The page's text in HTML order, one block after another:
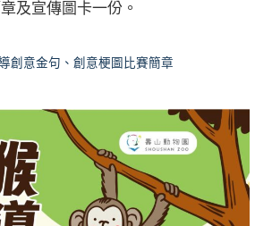
及宣傳圖卡一份。
創意金句、創意梗圖比賽簡章